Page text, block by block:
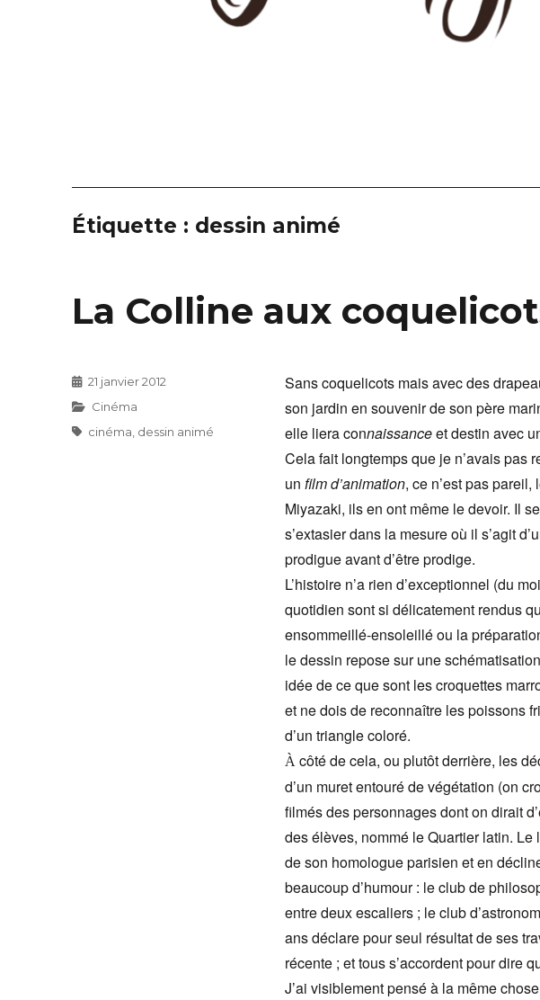
Étiquette : dessin animé
La Colline aux
Sans coquelicots mais avec des
son jardin en souvenir de son père
elle liera connaissanceet destin avec
Cela fait longtemps que je n’avais pas
un film d’animation, ce n’est pas pareil,
Miyazaki, ils en ont même le devoir. Il
s’extasier dans la mesure où il s’agit
prodigue avant d’être prodige.
L’histoire n’a rien d’exceptionnel (du
quotidien sont si délicatement rendus
ensommeillé-ensoleillé ou la
le dessin repose sur une
idée de ce que sont les croquettes
et ne dois de reconnaître les poissons
d’un triangle coloré.
Àcôté de cela, ou plutôt derrière, les
d’un muret entouré de végétation (on
filmés des personnages dont on dirait
des élèves, nommé le Quartier latin. Le
de son homologue parisien et en
beaucoup d’humour : le club de
entre deux escaliers ; le club
ans déclare pour seul résultat de ses
récente ; et tous s’accordent pour dire
J’ai visiblement pensé à la même
Publié
le
21 janvier 2012
Catégories
Cinéma
Étiquettes
cinéma, dessin animé